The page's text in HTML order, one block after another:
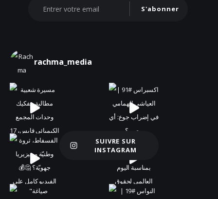
S'abonner
rachma_media
Charger plus
SUIVRE SUR
INSTAGRAM